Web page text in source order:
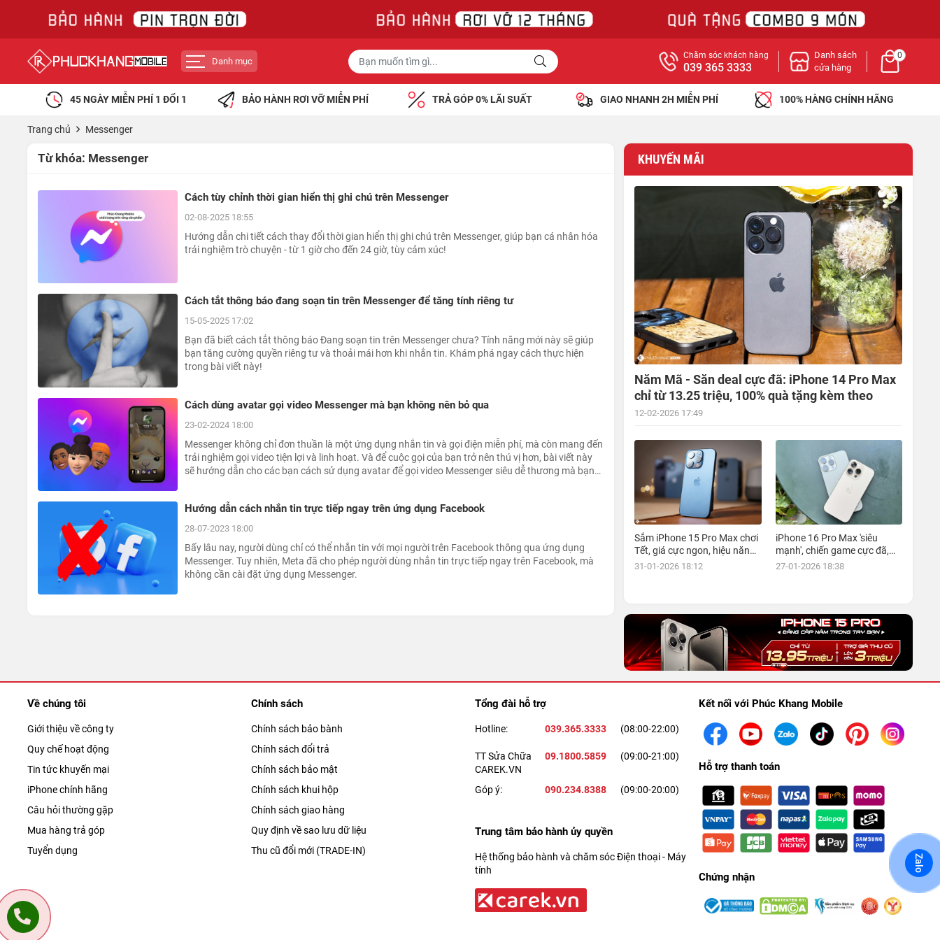
Danh mục
Chăm sóc khách hàng
039 365 3333
Danh sách
cửa hàng
0
45 NGÀY MIỄN PHÍ 1 ĐỔI 1 BẢO HÀNH RƠI VỠ MIỄN PHÍ TRẢ GÓP 0% LÃI SUẤT GIAO NHANH 2H MIỄN PHÍ 100% HÀNG CHÍNH HÃNG
Trang chủ Messenger
Từ khóa: Messenger
Cách tùy chỉnh thời gian hiển thị ghi chú trên Messenger
02-08-2025 18:55
Hướng dẫn chi tiết cách thay đổi thời gian hiển thị ghi chú trên Messenger, giúp bạn cá nhân hóa
trải nghiệm trò chuyện - từ 1 giờ cho đến 24 giờ, tùy cảm xúc!
Cách tắt thông báo đang soạn tin trên Messenger để tăng tính riêng tư
15-05-2025 17:02
Bạn đã biết cách tắt thông báo Đang soạn tin trên Messenger chưa? Tính năng mới này sẽ giúp
bạn tăng cường quyền riêng tư và thoải mái hơn khi nhắn tin. Khám phá ngay cách thực hiện
trong bài viết này!
Cách dùng avatar gọi video Messenger mà bạn không nên bỏ qua
23-02-2024 18:00
Messenger không chỉ đơn thuần là một ứng dụng nhắn tin và gọi điện miễn phí, mà còn mang đến
trải nghiệm gọi video tiện lợi và linh hoạt. Và để cuộc gọi của bạn trở nên thú vị hơn, bài viết này
sẽ hướng dẫn cho các bạn cách sử dụng avatar để gọi video Messenger siêu dễ thương mà bạn
Hướng dẫn cách nhắn tin trực tiếp ngay trên ứng dụng Facebook
28-07-2023 18:00
Bấy lâu nay, người dùng chỉ có thể nhắn tin với mọi người trên Facebook thông qua ứng dụng
Messenger. Tuy nhiên, Meta đã cho phép người dùng nhắn tin trực tiếp ngay trên Facebook, mà
không cần cài đặt ứng dụng Messenger.
KHUYẾN MÃI
Năm Mã - Săn deal cực đã: iPhone 14 Pro Max
chỉ từ 13.25 triệu, 100% quà tặng kèm theo
12-02-2026 17:49
Sắm iPhone 15 Pro Max chơi
Tết, giá cực ngon, hiệu năng
đỉnh, kèm nhiều ưu đãi, mua
31-01-2026 18:12
iPhone 16 Pro Max 'siêu
mạnh', chiến game cực đã,
giá siêu hợp lý, mua ngay!
27-01-2026 18:38
Về chúng tôi
Giới thiệu về công ty
Quy chế hoạt động
Tin tức khuyến mại
iPhone chính hãng
Câu hỏi thường gặp
Mua hàng trả góp
Tuyển dụng
Chính sách
Chính sách bảo bành
Chính sách đổi trả
Chính sách bảo mật
Chính sách khui hộp
Chính sách giao hàng
Quy định về sao lưu dữ liệu
Thu cũ đổi mới (TRADE-IN)
Tổng đài hỗ trợ
Hotline: 039.365.3333 (08:00-22:00)
TT Sửa Chữa
CAREK.VN
09.1800.5859 (09:00-21:00)
Góp ý: 090.234.8388 (09:00-20:00)
Trung tâm bảo hành ủy quyền
Hệ thống bảo hành và chăm sóc Điện thoại - Máy
tính
Kết nối với Phúc Khang Mobile
Hỗ trợ thanh toán
Chứng nhận
Zalo